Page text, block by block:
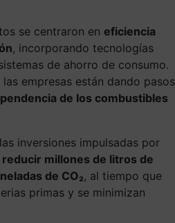
se centraron en eficiencia
, incorporando tecnologías
de ahorro de consumo.
empresas están dando pasos
de los combustibles
inversiones impulsadas por
reducir millones de litros de
de CO₂, al tiempo que
primas y se minimizan